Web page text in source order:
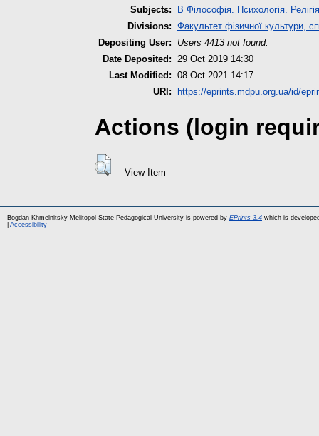
Subjects:
B Філософія. Психологія. Релігія
Divisions: Факультет фізичної культури,
Depositing User:
Users 4413 not found.
Date Deposited: 29 Oct 2019 14:30
Last Modified: 08 Oct 2021 14:17
URI:
https://eprints.mdpu.org.ua/id/
Actions (login
View Item
Bogdan Khmelnitsky Melitopol State Pedagogical University is powered by EPrints 3.4 which is
Accessibility